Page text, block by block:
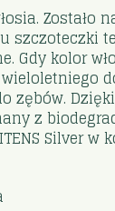
szczoteczki
Gdy kolor
zębów.
z
Silver w